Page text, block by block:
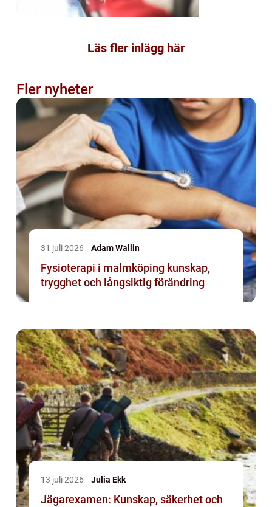
Läs fler inlägg här
Fler nyheter
31 juli 2026 Adam Wallin
Fysioterapi i malmköping kunskap,
trygghet och långsiktig förändring
13 juli 2026 Julia Ekk
Jägarexamen: Kunskap, säkerhet och